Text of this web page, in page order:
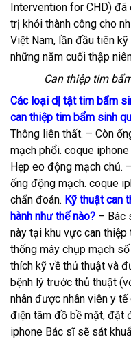
Intervention for CHD)
trị khỏi thành công cho
Việt Nam, lần đầu tiên
những năm cuối thập
Can thiệp tim
Các loại dị tật tim bẩm
can thiệp tim bẩm sinh
Thông liên thất. – Còn
mạch phổi. coque iphone
Hẹp eo động mạch chủ.
ống động mạch. coque
chẩn đoán. Kỹ thuật can
hành như thế nào? – Bác
này tại khu vực can
thống máy chụp mạch
thích kỹ về thủ thuật và
bệnh lý trước thủ thuật
nhân được nhân viên y
điện tâm đồ bề mặt, đặt
iphone Bác sĩ sẽ sát